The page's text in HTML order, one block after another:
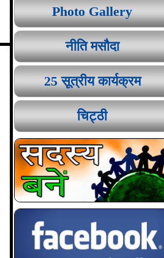
Photo Gallery
नीति मसौदा
25 सूत्रीय कार्यक्रम
चिट्ठी